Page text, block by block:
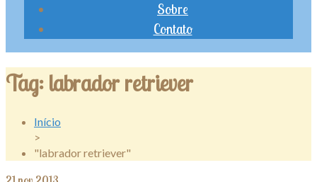
Sobre
Contato
Tag: labrador retriever
Início
>
"labrador retriever"